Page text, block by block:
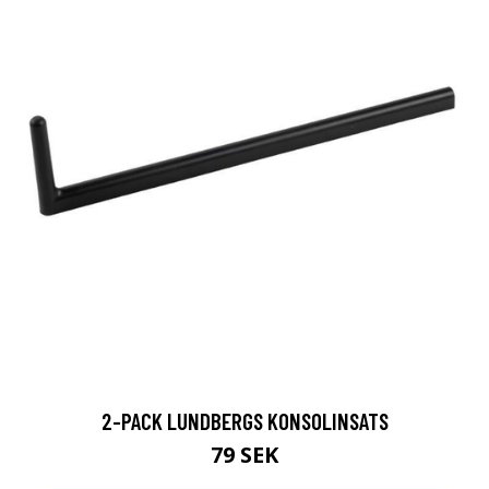
2-PACK LUNDBERGS KONSOLINSATS
79 SEK